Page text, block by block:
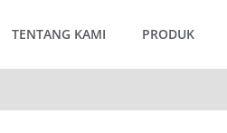
TENTANG KAMI PRODUK